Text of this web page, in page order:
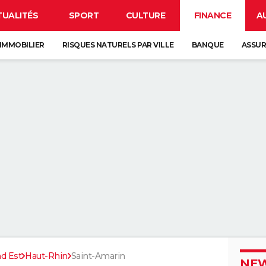
SPORT CULTURE FINANCE
RISQUES NATURELS PAR VILLE BANQUE
Est Haut-Rhin Saint-Amarin